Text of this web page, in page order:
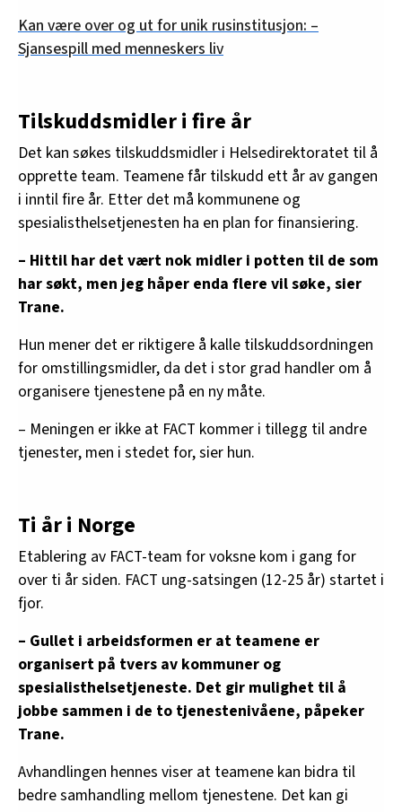
Kan være over og ut for unik rusinstitusjon: –
Sjansespill med menneskers liv
Tilskuddsmidler i fire år
Det kan søkes tilskuddsmidler i Helsedirektoratet til å
opprette team. Teamene får tilskudd ett år av gangen
i inntil fire år. Etter det må kommunene og
spesialisthelsetjenesten ha en plan for finansiering.
– Hittil har det vært nok midler i potten til de som
har søkt, men jeg håper enda flere vil søke, sier
Trane.
Hun mener det er riktigere å kalle tilskuddsordningen
for omstillingsmidler, da det i stor grad handler om å
organisere tjenestene på en ny måte.
– Meningen er ikke at FACT kommer i tillegg til andre
tjenester, men i stedet for, sier hun.
Ti år i Norge
Etablering av FACT-team for voksne kom i gang for
over ti år siden. FACT ung-satsingen (12-25 år) startet i
fjor.
– Gullet i arbeidsformen er at teamene er
organisert på tvers av kommuner og
spesialisthelsetjeneste. Det gir mulighet til å
jobbe sammen i de to tjenestenivåene, påpeker
Trane.
Avhandlingen hennes viser at teamene kan bidra til
bedre samhandling mellom tjenestene. Det kan gi